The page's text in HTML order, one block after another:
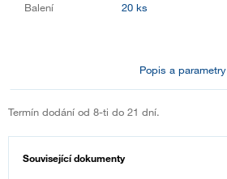
Balení
20 ks
Popis a parametry
Termín dodání od 8-ti do 21 dní.
Související dokumenty